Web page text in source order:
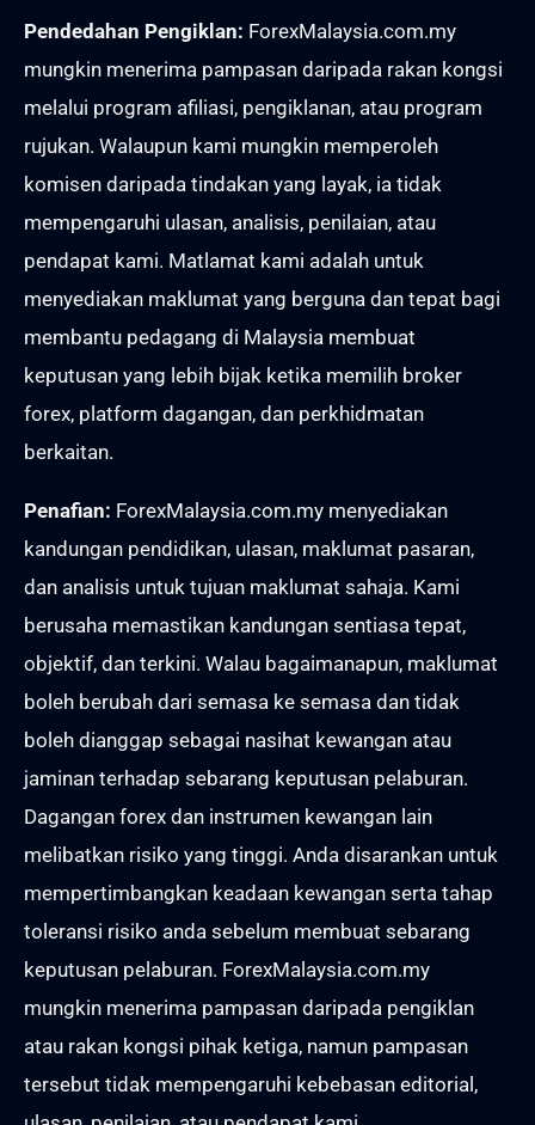
Pendedahan Pengiklan: ForexMalaysia.com.my
mungkin menerima pampasan daripada rakan kongsi
melalui program afiliasi, pengiklanan, atau program
rujukan. Walaupun kami mungkin memperoleh
komisen daripada tindakan yang layak, ia tidak
mempengaruhi ulasan, analisis, penilaian, atau
pendapat kami. Matlamat kami adalah untuk
menyediakan maklumat yang berguna dan tepat bagi
membantu pedagang di Malaysia membuat
keputusan yang lebih bijak ketika memilih broker
forex, platform dagangan, dan perkhidmatan
berkaitan.
Penafian: ForexMalaysia.com.my menyediakan
kandungan pendidikan, ulasan, maklumat pasaran,
dan analisis untuk tujuan maklumat sahaja. Kami
berusaha memastikan kandungan sentiasa tepat,
objektif, dan terkini. Walau bagaimanapun, maklumat
boleh berubah dari semasa ke semasa dan tidak
boleh dianggap sebagai nasihat kewangan atau
jaminan terhadap sebarang keputusan pelaburan.
Dagangan forex dan instrumen kewangan lain
melibatkan risiko yang tinggi. Anda disarankan untuk
mempertimbangkan keadaan kewangan serta tahap
toleransi risiko anda sebelum membuat sebarang
keputusan pelaburan. ForexMalaysia.com.my
mungkin menerima pampasan daripada pengiklan
atau rakan kongsi pihak ketiga, namun pampasan
tersebut tidak mempengaruhi kebebasan editorial,